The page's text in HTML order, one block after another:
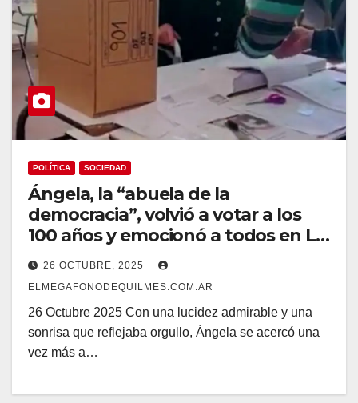
POLÍTICA SOCIEDAD
Ángela, la “abuela de la
democracia”, volvió a votar a los
100 años y emocionó a todos en La
Plata
26 OCTUBRE, 2025
ELMEGAFONODEQUILMES.COM.AR
26 Octubre 2025 Con una lucidez admirable y una
sonrisa que reflejaba orgullo, Ángela se acercó una
vez más a…